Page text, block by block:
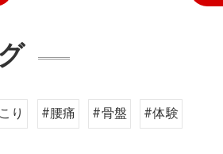
り #腰痛 #骨盤 #体験